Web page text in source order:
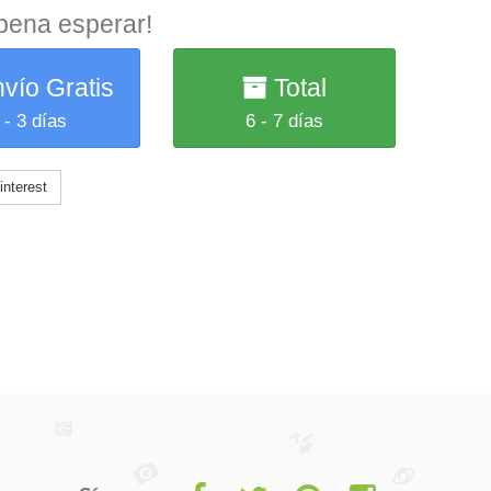
esperar!
Gratis
- 3 días
Total
6 - 7 días